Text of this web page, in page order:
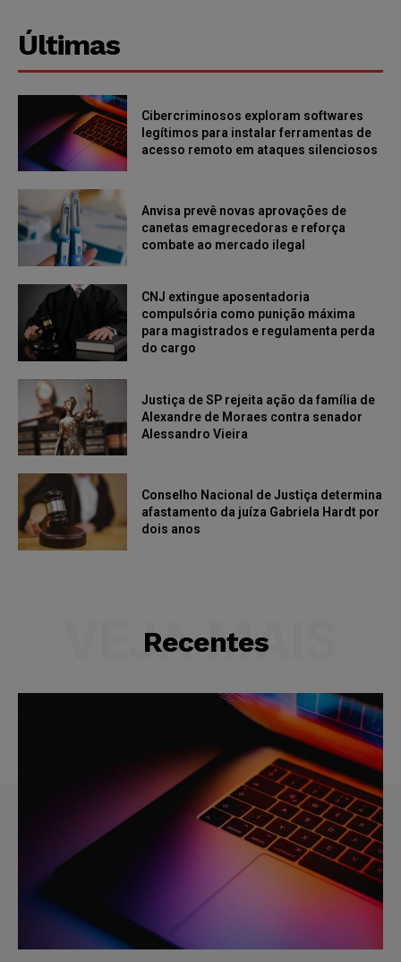
Últimas
Cibercriminosos exploram softwares
legítimos para instalar ferramentas de
acesso remoto em ataques silenciosos
Anvisa prevê novas aprovações de
canetas emagrecedoras e reforça
combate ao mercado ilegal
CNJ extingue aposentadoria
compulsória como punição máxima
para magistrados e regulamenta perda
do cargo
Justiça de SP rejeita ação da família de
Alexandre de Moraes contra senador
Alessandro Vieira
Conselho Nacional de Justiça determina
afastamento da juíza Gabriela Hardt por
dois anos
Recentes
VEJA MAIS